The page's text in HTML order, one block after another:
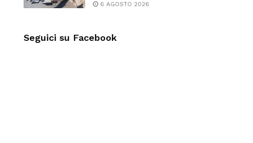
6 AGOSTO 2026
Seguici su Facebook